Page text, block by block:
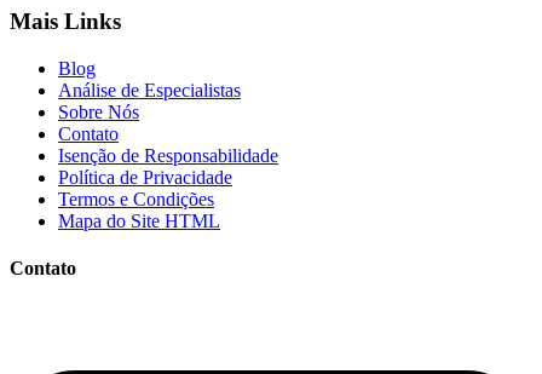
Mais Links
Blog
Análise de Especialistas
Sobre Nós
Contato
Isenção de Responsabilidade
Política de Privacidade
Termos e Condições
Mapa do Site HTML
Contato